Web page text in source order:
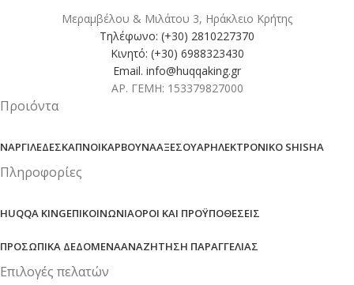
Μεραμβέλου & Μιλάτου 3, Ηράκλειο Κρήτης
Τηλέφωνο: (+30) 2810227370
Κινητό: (+30) 6988323430
Email. info@huqqaking.gr
ΑΡ. ΓΕΜΗ: 153379827000
Προιόντα
ΝΑΡΓΙΛΈΔΕΣΚΑΠΝΟΊΚΆΡΒΟΥΝΑΑΞΕΣΟΥΆΡΗΛΕΚΤΡΟΝΙΚΌ SHISHA
Πληροφορίες
HUQQA KINGΕΠΙΚΟΙΝΩΝΊΑΌΡΟΙ ΚΑΙ ΠΡΟΫΠΟΘΈΣΕΙΣ
ΠΡΟΣΩΠΙΚΆ ΔΕΔΟΜΈΝΑΑΝΑΖΉΤΗΣΗ ΠΑΡΑΓΓΕΛΊΑΣ
Επιλογές πελατών